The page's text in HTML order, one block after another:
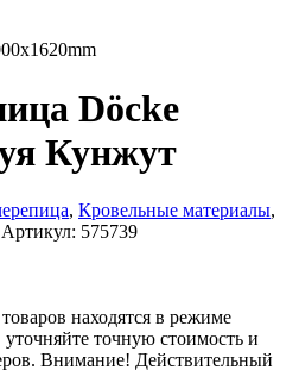
Döcke
Кунжут
, Кровельные материалы,
Артикул: 575739
находятся в режиме
точную стоимость и
Внимание! Действительный